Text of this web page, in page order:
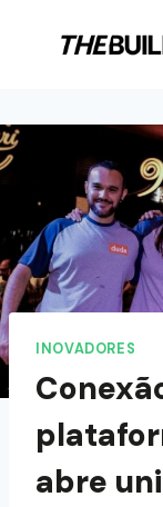
INOVADORES
abre